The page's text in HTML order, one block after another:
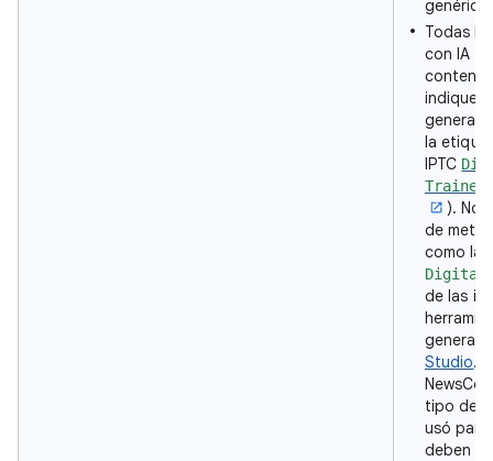
Todas
con IA
indiquen
la
IPTC
). No
de
como la
de las
Studio.
tipo de
usó para
deben